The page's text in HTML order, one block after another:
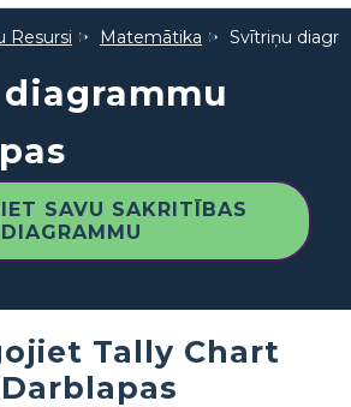
Resursi Matemātika Svītriņu
SAVU SAKRITĪBAS
DIAGRAMMU
Tally Chart
Darblapas